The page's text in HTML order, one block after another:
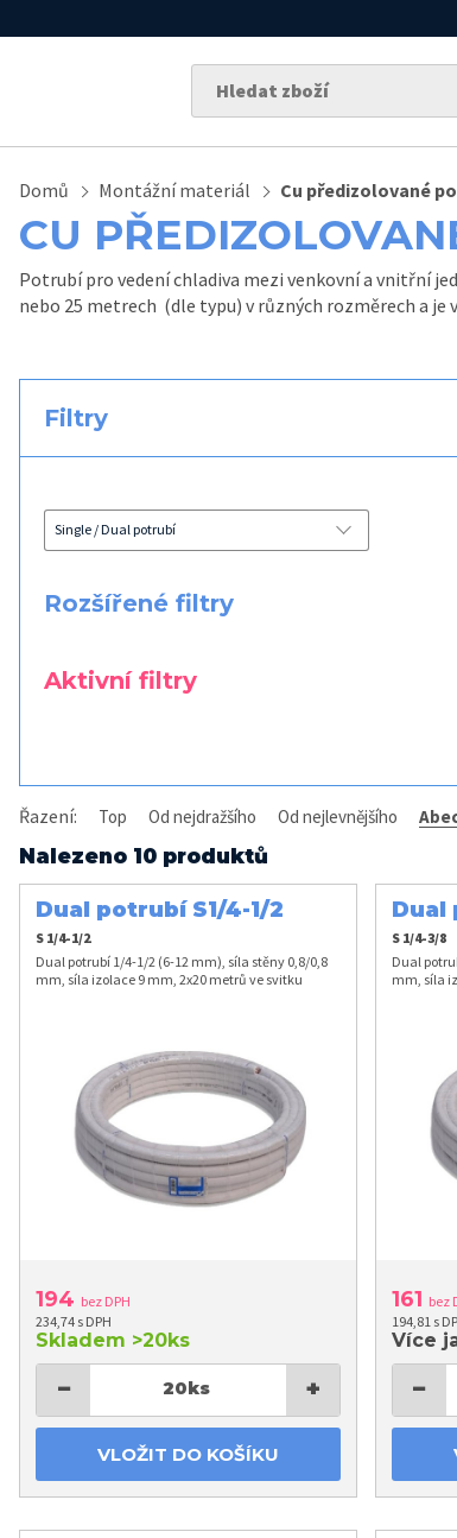
Domů Montážní materiál Cu předizolované
CU
Potrubí pro vedení chladiva mezi venkovní a vnitřní
nebo 25 metrech (dle typu) v různých rozměrech a
Filtry
Single / Dual potrubí
Rozšířené filtry
Aktivní filtry
Řazení: Top Od nejdražšího Od nejlevnějšího
Nalezeno 10 produktů
Dual potrubí S1/4-1/2
S 1/4-1/2
Dual potrubí 1/4-1/2 (6-12 mm), síla stěny 0,8/0,8
mm, síla izolace 9 mm, 2x20 metrů ve svitku
194 bez DPH
234,74 s DPH
Skladem >20ks
− 20ks +
VLOŽIT DO KOŠÍKU
Dual
S 1/4-3/8
Dual
mm, síla
161 bez
194,81 s
Více
−